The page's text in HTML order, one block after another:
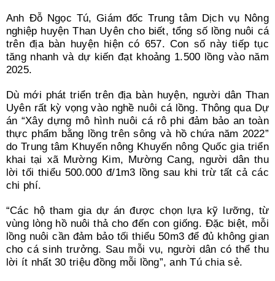
Anh Đỗ Ngọc Tú, Giám đốc Trung tâm Dịch vụ Nông
nghiệp huyện Than Uyên cho biết, tổng số lồng nuôi cá
trên địa bàn huyện hiện có 657. Con số này tiếp tục
tăng nhanh và dự kiến đạt khoảng 1.500 lồng vào năm
2025.
Dù mới phát triển trên địa bàn huyện, người dân Than
Uyên rất kỳ vọng vào nghề nuôi cá lồng. Thông qua Dự
án “Xây dựng mô hình nuôi cá rô phi đảm bảo an toàn
thực phẩm bằng lồng trên sông và hồ chứa năm 2022”
do Trung tâm Khuyến nông Khuyến nông Quốc gia triển
khai tại xã Mường Kim, Mường Cang, người dân thu
lời tối thiểu 500.000 đ/1m3 lồng sau khi trừ tất cả các
chi phí.
“Các hộ tham gia dự án được chọn lựa kỹ lưỡng, từ
vùng lòng hồ nuôi thả cho đến con giống. Đặc biệt, mỗi
lồng nuôi cần đảm bảo tối thiểu 50m3 để đủ không gian
cho cá sinh trưởng. Sau mỗi vụ, người dân có thể thu
lời ít nhất 30 triệu đồng mỗi lồng”, anh Tú chia sẻ.